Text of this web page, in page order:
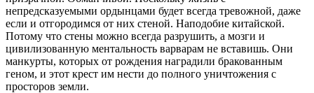
непредсказуемыми ордынцами будет всегда тревожной, даже
если и отгородимся от них стеной. Наподобие китайской.
Потому что стены можно всегда разрушить, а мозги и
цивилизованную ментальность варварам не вставишь. Они
манкурты, которых от рождения наградили бракованным
геном, и этот крест им нести до полного уничтожения с
просторов земли.